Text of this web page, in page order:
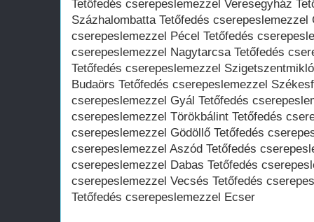
Tetőfedés cserepeslemezzel Veresegyház
Százhalombatta Tetőfedés cserepeslemezzel
cserepeslemezzel Pécel Tetőfedés
cserepeslemezzel Nagytarcsa Tetőfedés
Tetőfedés cserepeslemezzel
Budaörs Tetőfedés cserepeslemezzel
cserepeslemezzel Gyál Tetőfedés
cserepeslemezzel Törökbálint Tetőfedés
cserepeslemezzel Gödöllő Tetőfedés
cserepeslemezzel Aszód Tetőfedés
cserepeslemezzel Dabas Tetőfedés
cserepeslemezzel Vecsés Tetőfedés
Tetőfedés cserepeslemezzel Ecser